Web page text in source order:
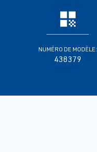
NUMÉRO DE MODÈLE:
438379